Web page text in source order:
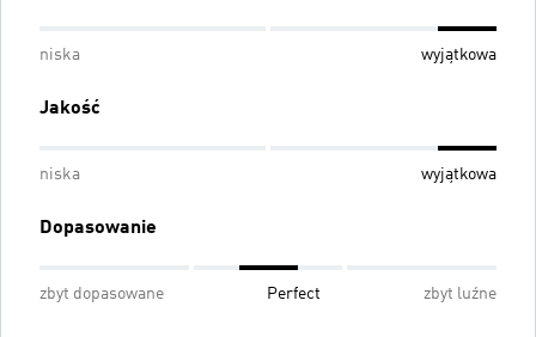
niska wyjątkowa
Jakość
niska wyjątkowa
Dopasowanie
zbyt dopasowane Perfect zbyt luźne